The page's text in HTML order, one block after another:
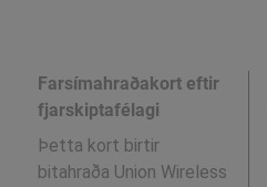
Farsímahraðakort eftir
fjarskiptafélagi
Þetta kort birtir
bitahraða Union Wireless